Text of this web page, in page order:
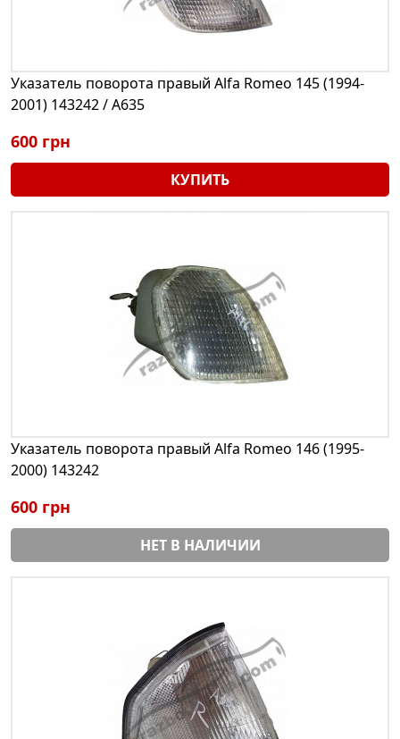
Указатель поворота правый Alfa Romeo 145 (1994-
2001) 143242 / A635
600 грн
КУПИТЬ
Указатель поворота правый Alfa Romeo 146 (1995-
2000) 143242
600 грн
НЕТ В НАЛИЧИИ